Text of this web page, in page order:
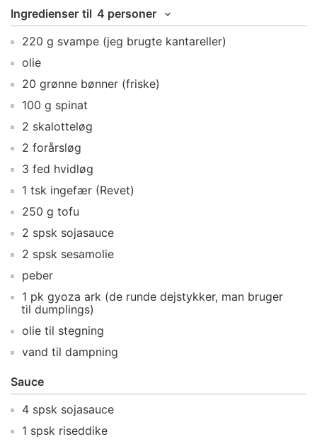
Ingredienser til 4 personer
220 g svampe (jeg brugte kantareller)
olie
20 grønne bønner (friske)
100 g spinat
2 skalotteløg
2 forårsløg
3 fed hvidløg
1 tsk ingefær (Revet)
250 g tofu
2 spsk sojasauce
2 spsk sesamolie
peber
1 pk gyoza ark (de runde dejstykker, man bruger
til dumplings)
olie til stegning
vand til dampning
Sauce
4 spsk sojasauce
1 spsk riseddike